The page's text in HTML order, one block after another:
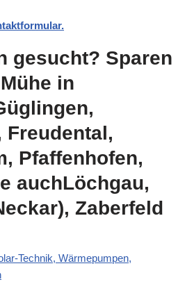
gesucht? Sparen
in
Freudental,
Pfaffenhofen,
auchLöchgau,
Zaberfeld
Technik, Wärmepumpen,